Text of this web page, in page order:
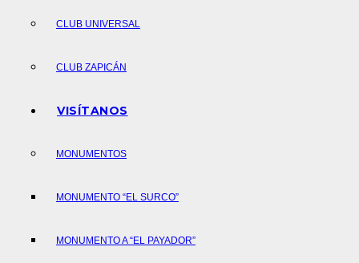
CLUB UNIVERSAL
CLUB ZAPICÁN
VISÍTANOS
MONUMENTOS
MONUMENTO “EL SURCO”
MONUMENTO A “EL PAYADOR”